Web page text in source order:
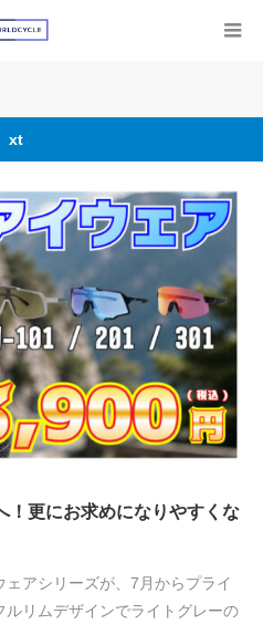
xt
！更にお求めになりやすくな
アシリーズが、7月からプライ
リムデザインでライトグレーの